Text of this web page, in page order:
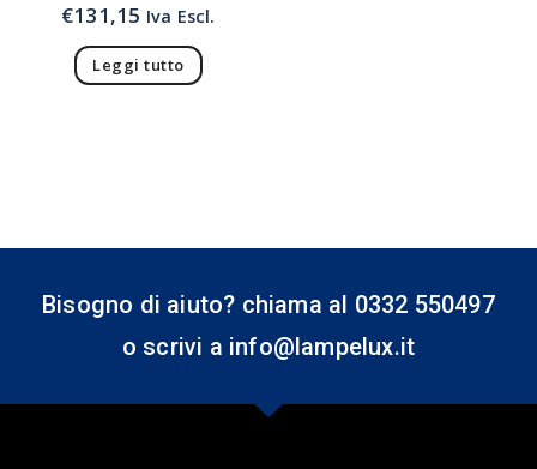
€131,15 Iva Escl.
Leggi tutto
Bisogno di aiuto? chiama al 0332 550497
o scrivi a info@lampelux.it